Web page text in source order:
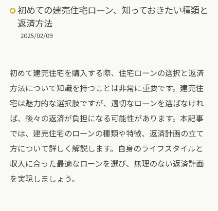
初めての建売住宅ローン、知っておきたい種類と
返済方法
2025/02/09
初めて建売住宅を購入する際、住宅ローンの選択と返済
方法について知識を持つことは非常に重要です。建売住
宅は魅力的な選択肢ですが、適切なローンを選ばなけれ
ば、後々の返済が負担になる可能性があります。本記事
では、建売住宅のローンの種類や特徴、返済計画の立て
方について詳しく解説します。自身のライフスタイルと
収入に合った最適なローンを選び、無理のない返済計画
を実現しましょう。